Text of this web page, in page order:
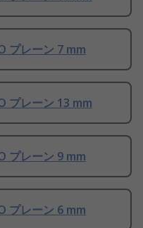
プレーン 7 mm
プレーン 13 mm
プレーン 9 mm
プレーン 6 mm